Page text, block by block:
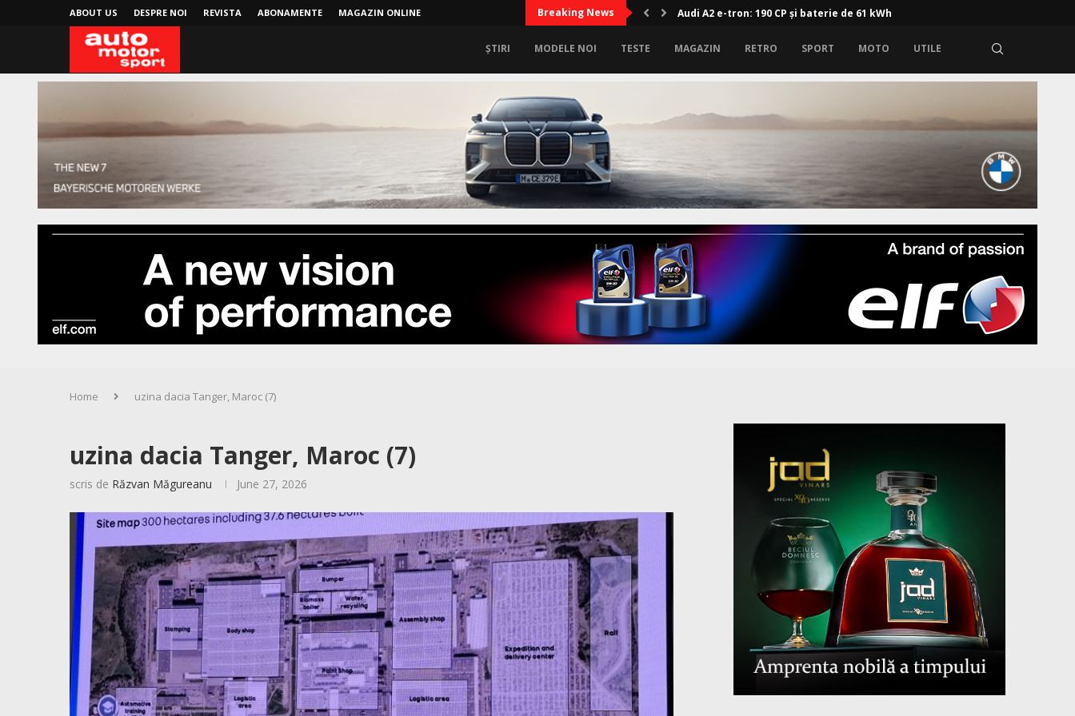
ABOUT US DESPRE NOI REVISTA ABONAMENTE MAGAZIN ONLINE Breaking News Audi A2 e-tron: 190 CP și baterie de 61 kWh
ȘTIRI MODELE NOI TESTE MAGAZIN RETRO SPORT MOTO UTILE
Home uzina dacia Tanger, Maroc (7)
uzina dacia Tanger, Maroc (7)
scris de Răzvan Măgureanu June 27, 2026